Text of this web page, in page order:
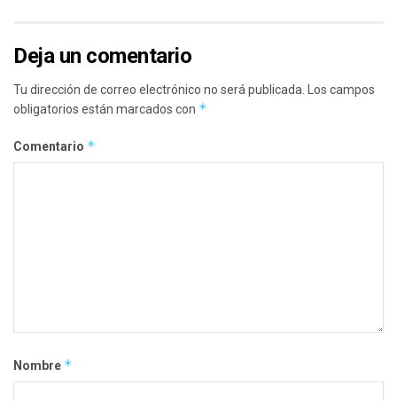
Deja un comentario
Tu dirección de correo electrónico no será publicada.
Los campos
obligatorios están marcados con *
Comentario *
Nombre *